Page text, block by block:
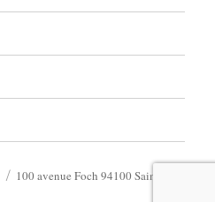
100 avenue Foch 94100 Saint